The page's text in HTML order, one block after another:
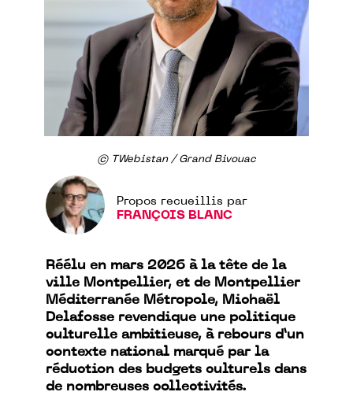
© TWebistan / Grand Bivouac
Propos recueillis par
FRANÇOIS BLANC
Réélu en mars 2026 à la tête de la
ville Montpellier, et de Montpellier
Méditerranée Métropole, Michaël
Delafosse revendique une politique
culturelle ambitieuse, à rebours d’un
contexte national marqué par la
réduction des budgets culturels dans
de nombreuses collectivités.